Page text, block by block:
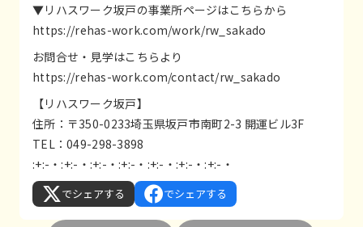
▼リハスワーク坂戸の事業所ページはこちらから
https://rehas-work.com/work/rw_sakado
お問合せ・見学はこちらより
https://rehas-work.com/contact/rw_sakado
【リハスワーク坂戸】
住所：〒350-0233埼玉県坂戸市南町2-3 開運ビル3F
TEL：049-298-3898
:+:-・:+:-・:+:-・:+:-・:+:-・:+:-・:+:-・
でシェアする でシェアする